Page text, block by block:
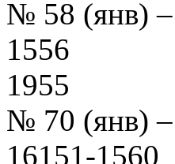
№ 58 (янв)
1556
1955
№ 70 (янв)
16151-1560